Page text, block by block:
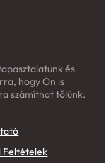
és
hogy Ön is
számíthat tőlünk.
Feltételek